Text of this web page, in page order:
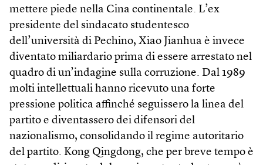
mettere piede nella Cina continentale. L’ex
presidente del sindacato studentesco
dell’università di Pechino, Xiao Jianhua è invece
diventato miliardario prima di essere arrestato nel
quadro di un’indagine sulla corruzione. Dal 1989
molti intellettuali hanno ricevuto una forte
pressione politica affinché seguissero la linea del
partito e diventassero dei difensori del
nazionalismo, consolidando il regime autoritario
del partito. Kong Qingdong, che per breve tempo è